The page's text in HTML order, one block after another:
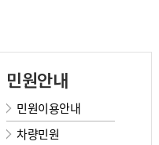
민원안내
민원이용안내
차량민원